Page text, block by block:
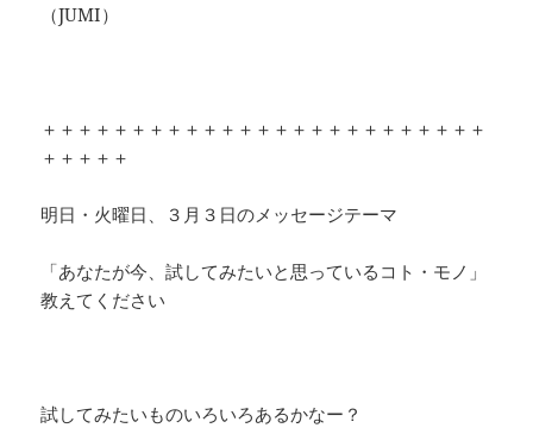
（JUMI）
＋＋＋＋＋＋＋＋＋＋＋＋＋＋＋＋＋＋＋＋＋＋＋＋＋
＋＋＋＋＋
明日・火曜日、３月３日のメッセージテーマ
「あなたが今、試してみたいと思っているコト・モノ」
教えてください
試してみたいものいろいろあるかなー？